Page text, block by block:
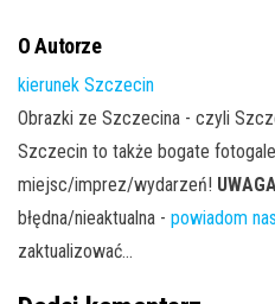
O Autorze
kierunek Szczecin
Obrazki ze Szczecina - czyli
Szczecin to także bogate
miejsc/imprez/wydarzeń!
błędna/nieaktualna - powiadom
zaktualizować...